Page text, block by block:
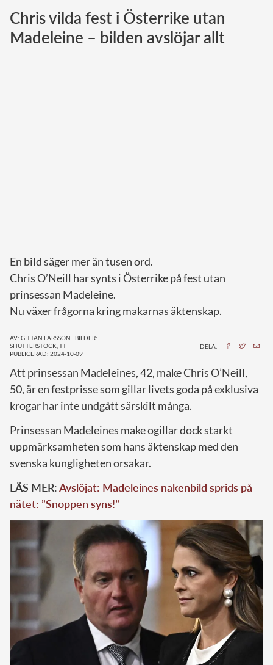
Norska kungahuset
Danska kungahuset
Chris vilda fest i Österrike utan
Madeleine – bilden avslöjar allt
En bild säger mer än tusen ord.
Chris O’Neill har synts i Österrike på fest utan
prinsessan Madeleine.
Nu växer frågorna kring makarnas äktenskap.
AV: GITTAN LARSSON | BILDER:
SHUTTERSTOCK, TT
PUBLICERAD: 2024-10-09
DELA:
Att prinsessan Madeleines, 42, make Chris O’Neill,
50, är en festprisse som gillar livets goda på exklusiva
krogar har inte undgått särskilt många.
Prinsessan Madeleines make ogillar dock starkt
uppmärksamheten som hans äktenskap med den
svenska kungligheten orsakar.
LÄS MER:Avslöjat: Madeleines nakenbild sprids på
nätet: ”Snoppen syns!”